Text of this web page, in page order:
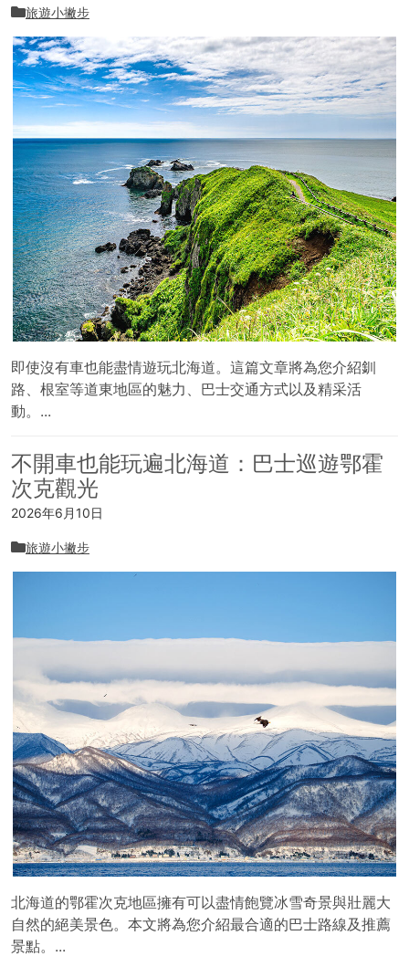
旅遊小撇步
即使沒有車也能盡情遊玩北海道。這篇文章將為您介紹釧
路、根室等道東地區的魅力、巴士交通方式以及精采活
動。...
不開車也能玩遍北海道：巴士巡遊鄂霍
次克觀光
2026年6月10日
旅遊小撇步
北海道的鄂霍次克地區擁有可以盡情飽覽冰雪奇景與壯麗大
自然的絕美景色。本文將為您介紹最合適的巴士路線及推薦
景點。...